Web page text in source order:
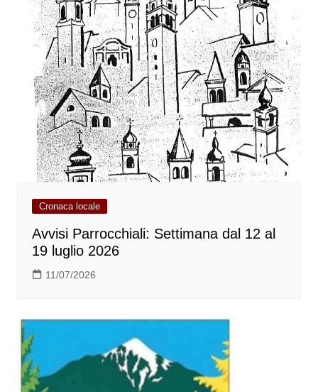
Cronaca locale
Avvisi Parrocchiali: Settimana dal 12 al
19 luglio 2026
11/07/2026